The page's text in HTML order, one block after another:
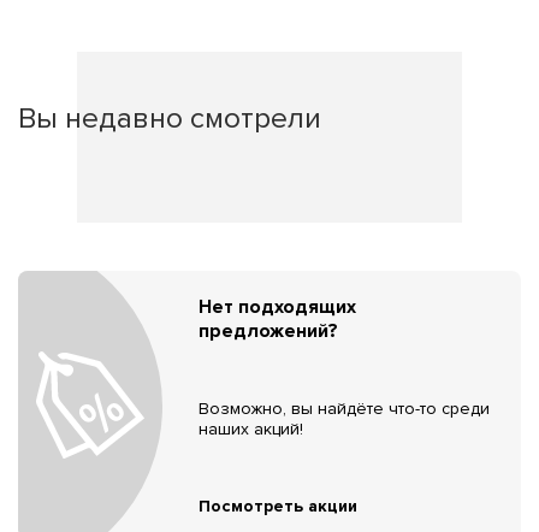
Вы недавно смотрели
Нет подходящих
предложений?
Возможно, вы найдёте что-то среди
наших акций!
Посмотреть акции